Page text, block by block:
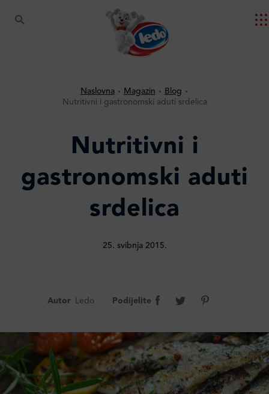
Naslovna Magazin
Blog
Nutritivni i gastronomski aduti srdelica
Nutritivni i
gastronomski aduti
srdelica
25. svibnja 2015.
Autor Ledo Podijelite